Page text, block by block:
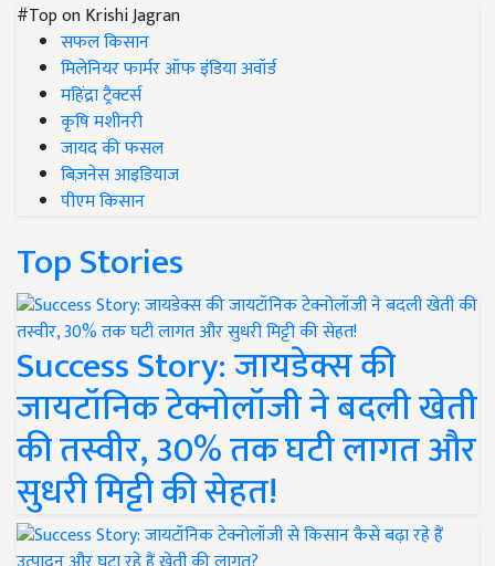
#Top on Krishi Jagran
सफल किसान
मिलेनियर फार्मर ऑफ इंडिया अवॉर्ड
महिंद्रा ट्रैक्टर्स
कृषि मशीनरी
जायद की फसल
बिज़नेस आइडियाज
पीएम किसान
Top Stories
Success Story: जायडेक्स की
जायटॉनिक टेक्नोलॉजी ने बदली खेती
की तस्वीर, 30% तक घटी लागत और
सुधरी मिट्टी की सेहत!